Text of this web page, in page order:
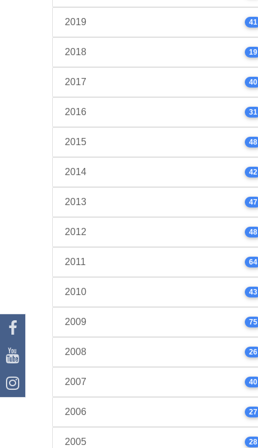
2019 41
2018 19
2017 40
2016 31
2015 48
2014 42
2013 47
2012 48
2011 64
2010 43
2009 75
2008 26
2007 40
2006 27
2005 28